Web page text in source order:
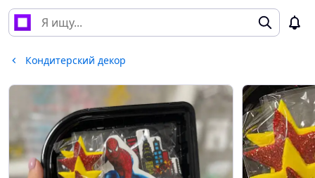
Кондитерский декор